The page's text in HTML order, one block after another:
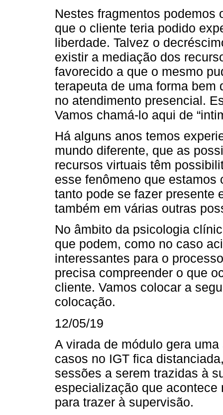
Nestes fragmentos podemos
que o cliente teria podido
liberdade. Talvez o
existir a mediação dos
favorecido a que o mesmo
terapeuta de uma forma
no atendimento presencial.
Vamos chamá-lo aqui de
Há alguns anos temos
mundo diferente, que as
recursos virtuais têm
esse fenômeno que
tanto pode se fazer presente
também em várias outras
No âmbito da psicologia
que podem, como no caso
interessantes para o
precisa compreender o que
cliente. Vamos colocar a
colocação.
12/05/19
A virada de módulo gera
casos no IGT fica
sessões a serem trazidas à
especialização que acontece
para trazer à supervisão.